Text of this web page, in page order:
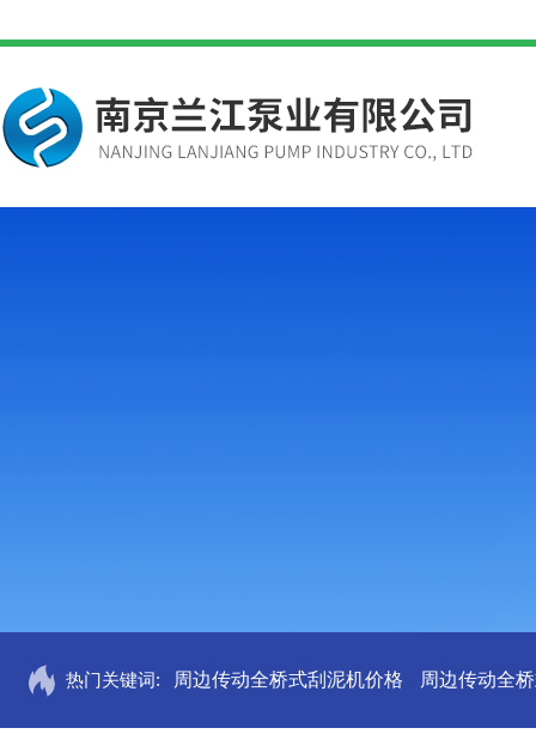
热门关键词: 周边传动全桥式刮泥机价格 周边传动全